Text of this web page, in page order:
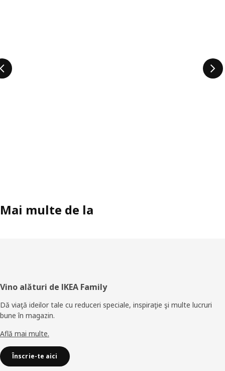
Mai multe de la
Subsol
Vino alături de IKEA Family
Dă viaţă ideilor tale cu reduceri speciale, inspiraţie şi multe lucruri
bune în magazin.
Află mai multe.
Înscrie-te aici